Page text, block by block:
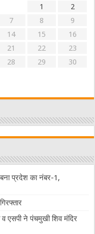
1
2
7 8
9
14 15
16
21 22
23
28 29
30
प्रदेश का नंबर-1,
एसपी ने पंचमुखी शिव मंदिर